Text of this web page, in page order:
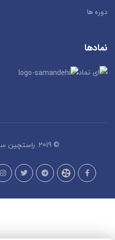
دوره ها
نمادها
© 2019. راستچین سازی توسط